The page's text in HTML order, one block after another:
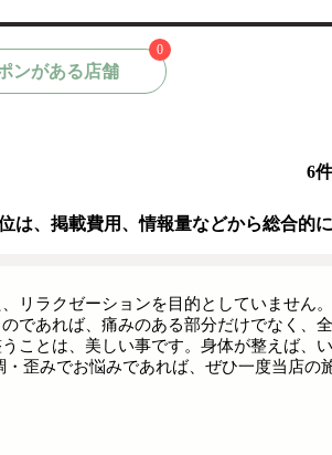
ンがある店舗
0
6
は、掲載費用、情報量などから総合的
リラクゼーションを目的としていません。
であれば、痛みのある部分だけでなく、
ことは、美しい事です。身体が整えば、
歪みでお悩みであれば、ぜひ一度当店の